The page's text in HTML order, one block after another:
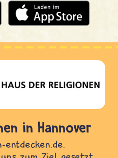
in Hannover